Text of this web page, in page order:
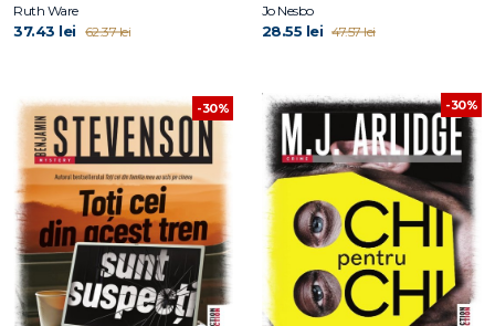
Ruth Ware
37.43 lei 62.37 lei
Jo Nesbo
28.55 lei 47.57 lei
-30% -30%